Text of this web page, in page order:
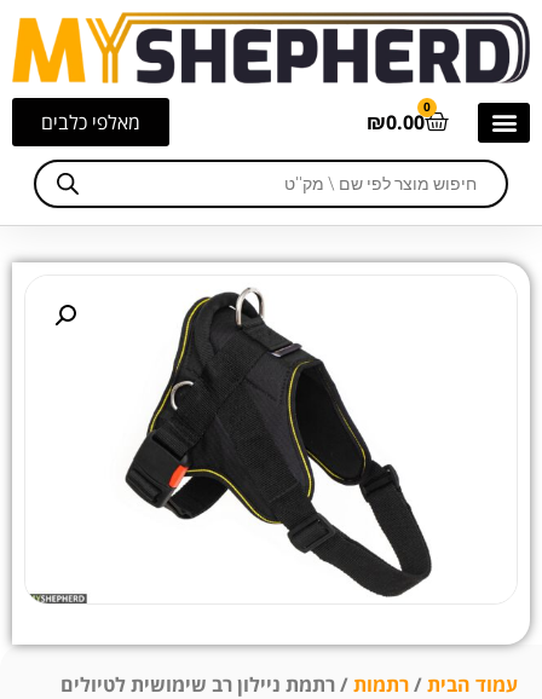
מאלפי כלבים ₪0.00
0
עמוד הבית/רתמות/ רתמת ניילון רב שימושית לטיולים